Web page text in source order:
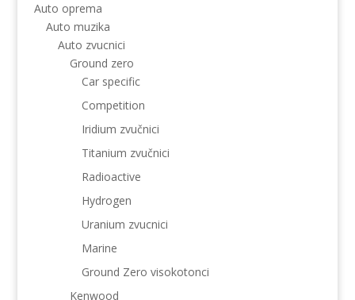
Auto oprema
Auto muzika
Auto zvucnici
Ground zero
Car specific
Competition
Iridium zvučnici
Titanium zvučnici
Radioactive
Hydrogen
Uranium zvucnici
Marine
Ground Zero visokotonci
Kenwood